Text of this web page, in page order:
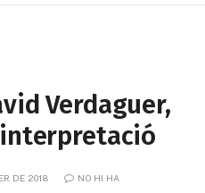
Verdaguer,
DE 2018 NO HI HA